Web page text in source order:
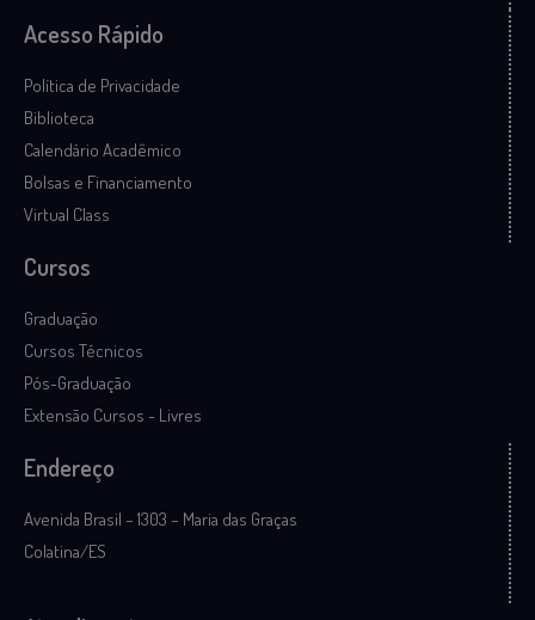
Acesso Rápido
Política de Privacidade
Biblioteca
Calendário Acadêmico
Bolsas e Financiamento
Virtual Class
Cursos
Graduação
Cursos Técnicos
Pós-Graduação
Extensão Cursos - Livres
Endereço
Avenida Brasil – 1303 – Maria das Graças
Colatina/ES